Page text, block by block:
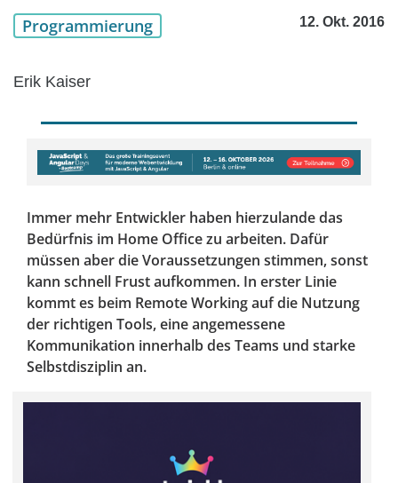
Programmierung 12. Okt. 2016
Erik Kaiser
Immer mehr Entwickler haben hierzulande das
Bedürfnis im Home Office zu arbeiten. Dafür
müssen aber die Voraussetzungen stimmen, sonst
kann schnell Frust aufkommen. In erster Linie
kommt es beim Remote Working auf die Nutzung
der richtigen Tools, eine angemessene
Kommunikation innerhalb des Teams und starke
Selbstdisziplin an.